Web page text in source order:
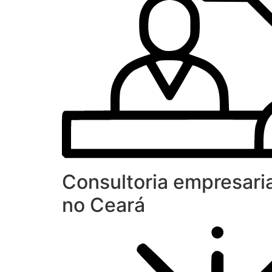
Consultoria
no Ceará